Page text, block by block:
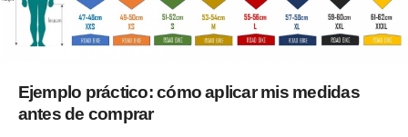
Ejemplo práctico: cómo aplicar mis medidas
antes de comprar